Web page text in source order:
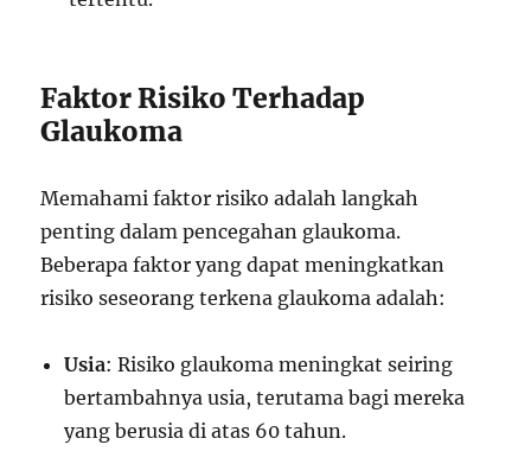
Faktor Risiko Terhadap
Glaukoma
Memahami faktor risiko adalah langkah
penting dalam pencegahan glaukoma.
Beberapa faktor yang dapat meningkatkan
risiko seseorang terkena glaukoma adalah:
Usia: Risiko glaukoma meningkat seiring
bertambahnya usia, terutama bagi mereka
yang berusia di atas 60 tahun.